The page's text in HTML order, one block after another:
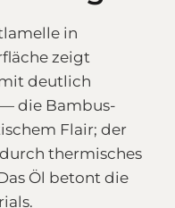
in
zeigt
deutlich
die Bambus-
Flair; der
thermisches
Öl betont die